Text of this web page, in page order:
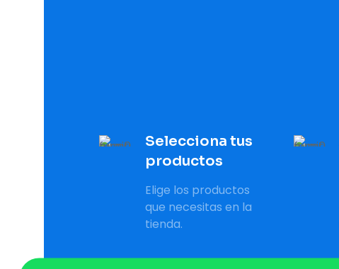
Selecciona tus
productos
Elige los productos
que necesitas en la
tienda.